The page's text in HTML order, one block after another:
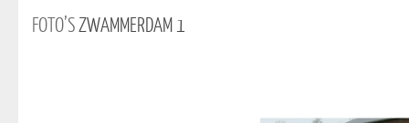
FOTO’SZWAMMERDAM 1